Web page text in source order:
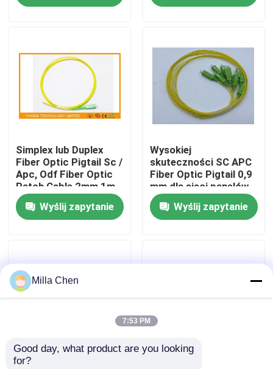
Produkty
O nas
Kontrola jakości
Skontaktuj się z nami
Sprawy
Okablowanie światłowodu
Simplex lub Duplex
Fiber Optic Pigtail Sc /
Apc, Odf Fiber Optic
Patch Cable 2mm 1m
Wyślij zapytanie
Wysokiej
skuteczności SC APC
Fiber Optic Pigtail 0,9
mm dla sieci panelów
patch
Wyślij zapytanie
12 kolorów Pigtaile
Milla Chen
7:53 PM
Good day, what product are you looking
for?